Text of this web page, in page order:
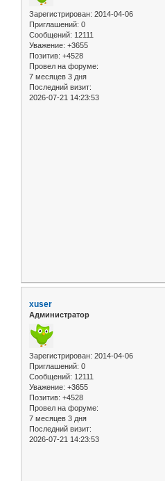
Зарегистрирован: 2014-04-06
Приглашений: 0
Сообщений: 12111
Уважение: +3655
Позитив: +4528
Провел на форуме:
7 месяцев 3 дня
Последний визит:
2026-07-21 14:23:53
xuser
Администратор
Зарегистрирован: 2014-04-06
Приглашений: 0
Сообщений: 12111
Уважение: +3655
Позитив: +4528
Провел на форуме:
7 месяцев 3 дня
Последний визит:
2026-07-21 14:23:53